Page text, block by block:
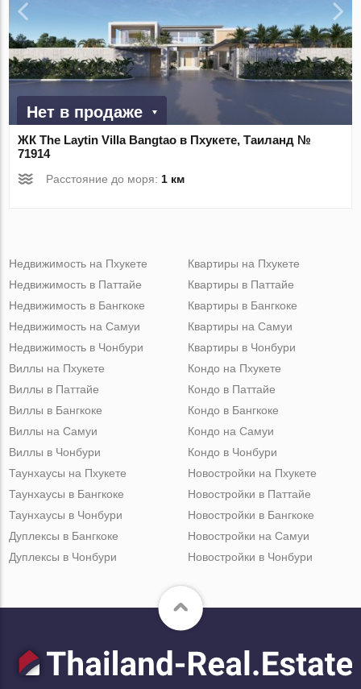
Нет в продаже
ЖК The Laytin Villa Bangtao в Пхукете, Таиланд №
71914
Расстояние до моря: 1 км
Недвижимость на Пхукете
Недвижимость в Паттайе
Недвижимость в Бангкоке
Недвижимость на Самуи
Недвижимость в Чонбури
Квартиры на Пхукете
Квартиры в Паттайе
Квартиры в Бангкоке
Квартиры на Самуи
Квартиры в Чонбури
Виллы на Пхукете
Виллы в Паттайе
Виллы в Бангкоке
Виллы на Самуи
Виллы в Чонбури
Кондо на Пхукете
Кондо в Паттайе
Кондо в Бангкоке
Кондо на Самуи
Кондо в Чонбури
Таунхаусы на Пхукете
Таунхаусы в Бангкоке
Таунхаусы в Чонбури
Дуплексы в Бангкоке
Дуплексы в Чонбури
Новостройки на Пхукете
Новостройки в Паттайе
Новостройки в Бангкоке
Новостройки на Самуи
Новостройки в Чонбури